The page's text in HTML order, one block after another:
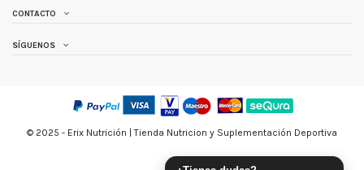
CONTACTO
SÍGUENOS
© 2025 - Erix Nutrición | Tienda Nutricion y Suplementación Deportiva